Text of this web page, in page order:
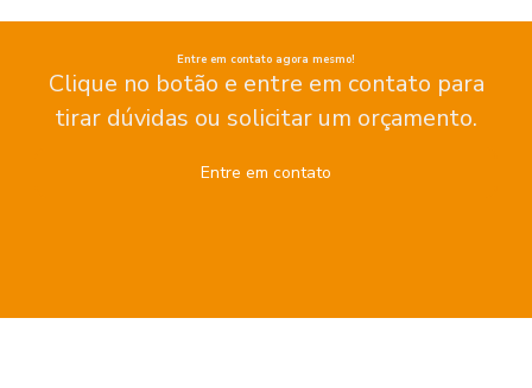
Entre em contato agora mesmo!
Clique no botão e entre em contato para
tirar dúvidas ou solicitar um orçamento.
Entre em contato